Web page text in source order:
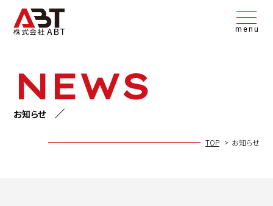
menu
NEWS
お知らせ
TOP お知らせ